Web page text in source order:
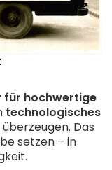
für hochwertige
technologisches
überzeugen. Das
setzen – in